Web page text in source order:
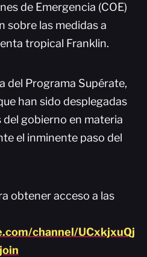
de Emergencia (COE)
sobre las medidas a
tropical Franklin.
del Programa Supérate,
han sido desplegadas
gobierno en materia
el inminente paso del
obtener acceso a las
channel/UCxkjxuQj